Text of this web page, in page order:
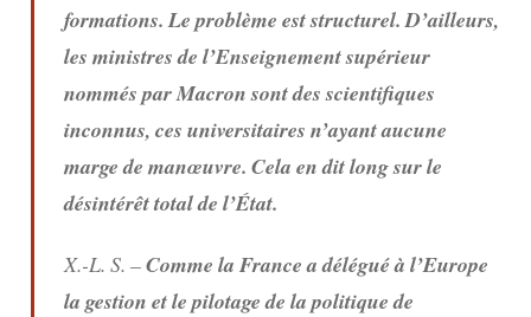
formations. Le problème est structurel. D’ailleurs,
les ministres de l’Enseignement supérieur
nommés par Macron sont des scientifiques
inconnus, ces universitaires n’ayant aucune
marge de manœuvre. Cela en dit long sur le
désintérêt total de l’État.
X.-L. S. –Comme la France a délégué à l’Europe
la gestion et le pilotage de la politique de